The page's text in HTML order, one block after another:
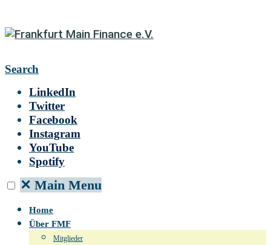
Search
LinkedIn
Twitter
Facebook
Instagram
YouTube
Spotify
✕ Main Menu
Home
Über FMF
Mitglieder